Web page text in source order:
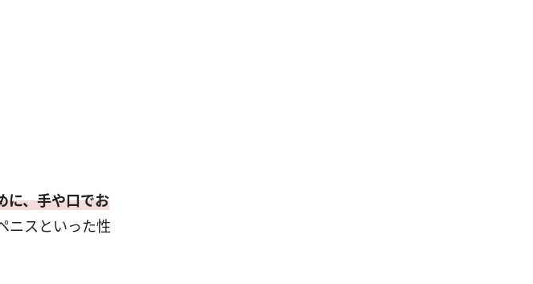
に、手や口でお
ニスといった性